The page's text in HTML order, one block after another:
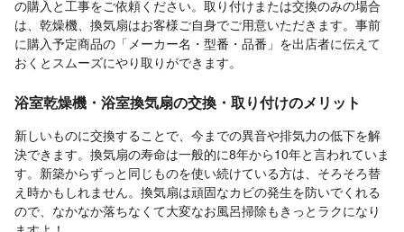
の購入と工事をご依頼ください。取り付けまたは交換のみの場合
は、乾燥機、換気扇はお客様ご自身でご用意いただきます。事前
に購入予定商品の「メーカー名・型番・品番」を出店者に伝えて
おくとスムーズにやり取りができます。
浴室乾燥機・浴室換気扇の交換・取り付けのメリット
新しいものに交換することで、今までの異音や排気力の低下を解
決できます。換気扇の寿命は一般的に8年から10年と言われていま
す。新築からずっと同じものを使い続けている方は、そろそろ替
え時かもしれません。換気扇は頑固なカビの発生を防いでくれる
ので、なかなか落ちなくて大変なお風呂掃除もきっとラクになり